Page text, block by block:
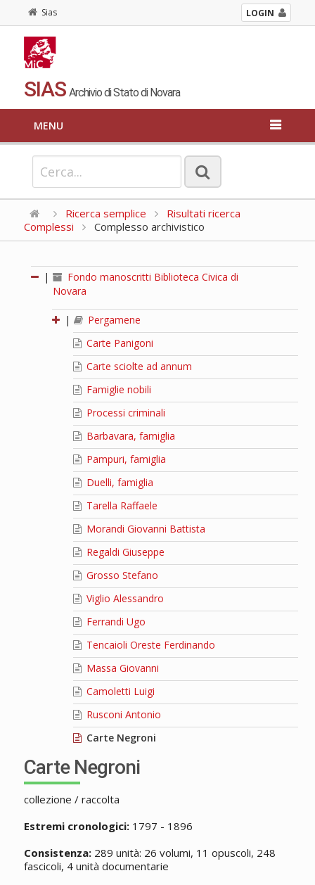
Sias LOGIN
SIAS Archivio di Stato di Novara
MENU
Ricerca semplice
Risultati ricerca
Complessi
Complesso archivistico
|
Fondo manoscritti Biblioteca Civica di
Novara
|
Pergamene
Carte Panigoni
Carte sciolte ad annum
Famiglie nobili
Processi criminali
Barbavara, famiglia
Pampuri, famiglia
Duelli, famiglia
Tarella Raffaele
Morandi Giovanni Battista
Regaldi Giuseppe
Grosso Stefano
Viglio Alessandro
Ferrandi Ugo
Tencaioli Oreste Ferdinando
Massa Giovanni
Camoletti Luigi
Rusconi Antonio
Carte Negroni
Carte Negroni
collezione / raccolta
Estremi cronologici:1797 - 1896
Consistenza:289 unità: 26 volumi, 11 opuscoli, 248
fascicoli, 4 unità documentarie